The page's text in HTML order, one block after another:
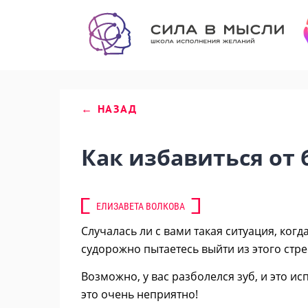
← НАЗАД
Как избавиться от
ЕЛИЗАВЕТА ВОЛКОВА
Случалась ли с вами такая ситуация,
судорожно пытаетесь выйти из этого
Возможно, у вас разболелся зуб, и это
это очень неприятно!